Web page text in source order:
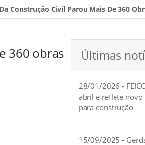
Construção Civil Parou Mais De 360
360 obras Últimas
28/01/2026 -
abril e reflete novo
para construção
15/09/2025 -